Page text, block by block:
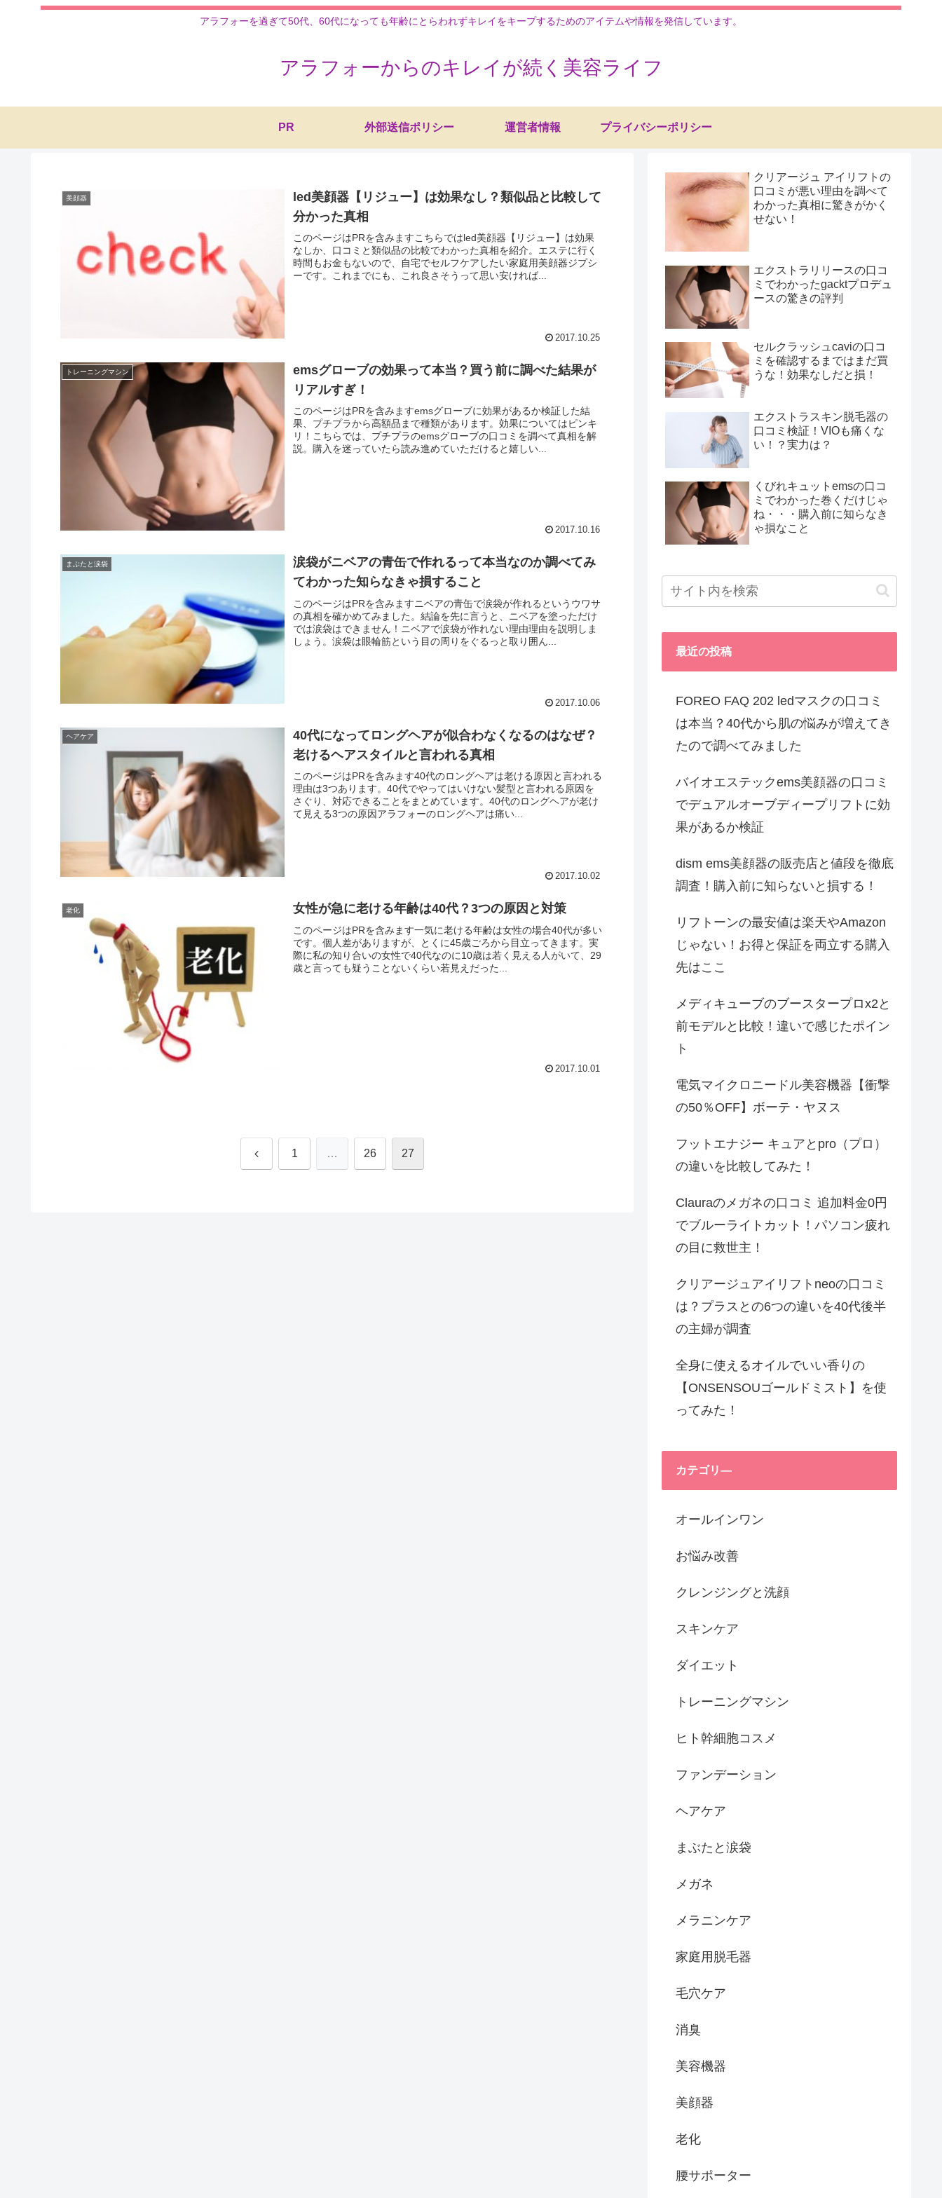
アラフォーを過ぎて50代、60代になっても年齢にとらわれずキレイをキープするためのアイテムや情報を発信しています。
アラフォーからのキレイが続く美容ライフ
PR 外部送信ポリシー 運営者情報 プライバシーポリシー
美顔器
led美顔器【リジュー】は効果なし？類似品と比較して
分かった真相
このページはPRを含みますこちらではled美顔器【リジュー】は効果
なしか、口コミと類似品の比較でわかった真相を紹介。エステに行く
時間もお金もないので、自宅でセルフケアしたい家庭用美顔器ジプシ
ーです。これまでにも、これ良さそうって思い安ければ...
2017.10.25
トレーニングマシン
emsグローブの効果って本当？買う前に調べた結果が
リアルすぎ！
このページはPRを含みますemsグローブに効果があるか検証した結
果、プチプラから高額品まで種類があります。効果についてはピンキ
リ！こちらでは、プチプラのemsグローブの口コミを調べて真相を解
説。購入を迷っていたら読み進めていただけると嬉しい...
2017.10.16
まぶたと涙袋
涙袋がニベアの青缶で作れるって本当なのか調べてみ
てわかった知らなきゃ損すること
このページはPRを含みますニベアの青缶で涙袋が作れるというウワサ
の真相を確かめてみました。結論を先に言うと、ニベアを塗っただけ
では涙袋はできません！ニベアで涙袋が作れない理由理由を説明しま
しょう。涙袋は眼輪筋という目の周りをぐるっと取り囲ん...
2017.10.06
ヘアケア
40代になってロングヘアが似合わなくなるのはなぜ？
老けるヘアスタイルと言われる真相
このページはPRを含みます40代のロングヘアは老ける原因と言われる
理由は3つあります。40代でやってはいけない髪型と言われる原因を
さぐり、対応できることをまとめています。40代のロングヘアが老け
て見える3つの原因アラフォーのロングヘアは痛い...
2017.10.02
老化 女性が急に老ける年齢は40代？3つの原因と対策
このページはPRを含みます一気に老ける年齢は女性の場合40代が多い
です。個人差がありますが、とくに45歳ごろから目立ってきます。実
際に私の知り合いの女性で40代なのに10歳は若く見える人がいて、29
歳と言っても疑うことないくらい若見えだった...
2017.10.01
前 1 … 26 27
クリアージュ アイリフトの
口コミが悪い理由を調べて
わかった真相に驚きがかく
せない！
エクストラリリースの口コ
ミでわかったgacktプロデュ
ースの驚きの評判
セルクラッシュcaviの口コ
ミを確認するまではまだ買
うな！効果なしだと損！
エクストラスキン脱毛器の
口コミ検証！VIOも痛くな
い！？実力は？
くびれキュットemsの口コ
ミでわかった巻くだけじゃ
ね・・・購入前に知らなき
ゃ損なこと
最近の投稿
FOREO FAQ 202 ledマスクの口コミ
は本当？40代から肌の悩みが増えてき
たので調べてみました
バイオエステックems美顔器の口コミ
でデュアルオーブディープリフトに効
果があるか検証
dism ems美顔器の販売店と値段を徹底
調査！購入前に知らないと損する！
リフトーンの最安値は楽天やAmazon
じゃない！お得と保証を両立する購入
先はここ
メディキューブのブースタープロx2と
前モデルと比較！違いで感じたポイン
ト
電気マイクロニードル美容機器【衝撃
の50％OFF】ボーテ・ヤヌス
フットエナジー キュアとpro（プロ）
の違いを比較してみた！
Clauraのメガネの口コミ 追加料金0円
でブルーライトカット！パソコン疲れ
の目に救世主！
クリアージュアイリフトneoの口コミ
は？プラスとの6つの違いを40代後半
の主婦が調査
全身に使えるオイルでいい香りの
【ONSENSOUゴールドミスト】を使
ってみた！
カテゴリ―
オールインワン
お悩み改善
クレンジングと洗顔
スキンケア
ダイエット
トレーニングマシン
ヒト幹細胞コスメ
ファンデーション
ヘアケア
まぶたと涙袋
メガネ
メラニンケア
家庭用脱毛器
毛穴ケア
消臭
美容機器
美顔器
老化
腰サポーター